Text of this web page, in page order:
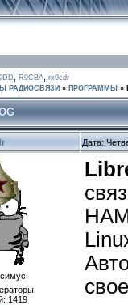
R9CBA rx9cdr
РАДИОСВЯЗИ » ПРОГРАММЫ »
Дата:
1419